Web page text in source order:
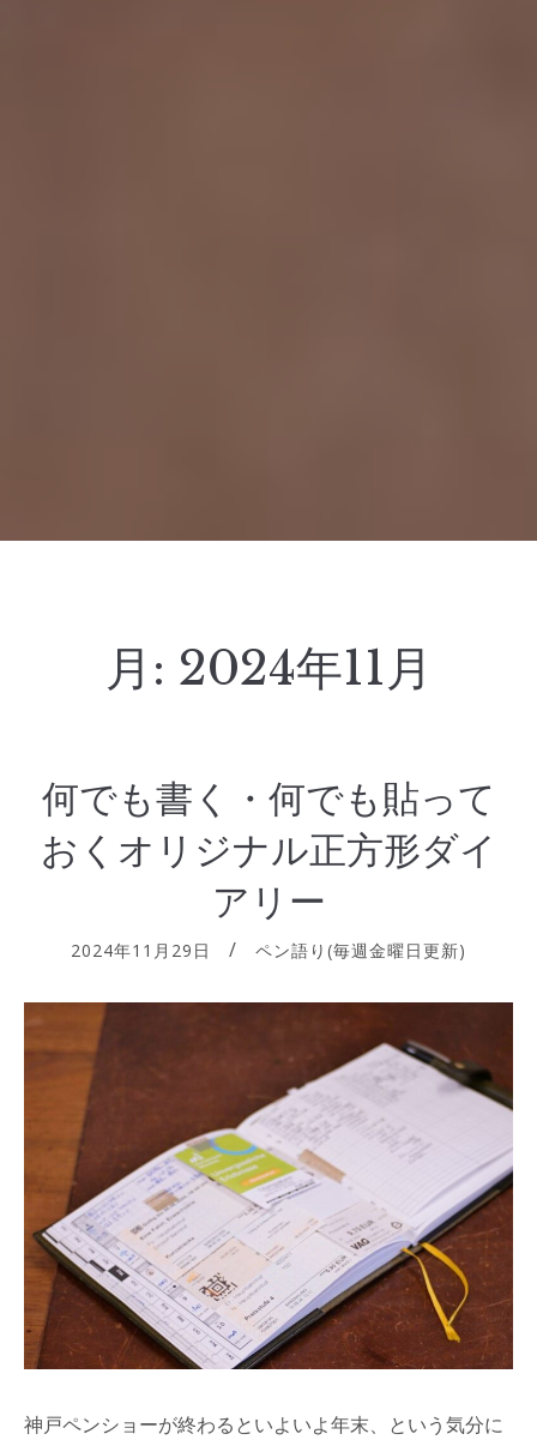
月: 2024年11月
何でも書く・何でも貼って
おくオリジナル正方形ダイ
アリー
2024年11月29日 ペン語り(毎週金曜日更新)
神戸ペンショーが終わるといよいよ年末、という気分に